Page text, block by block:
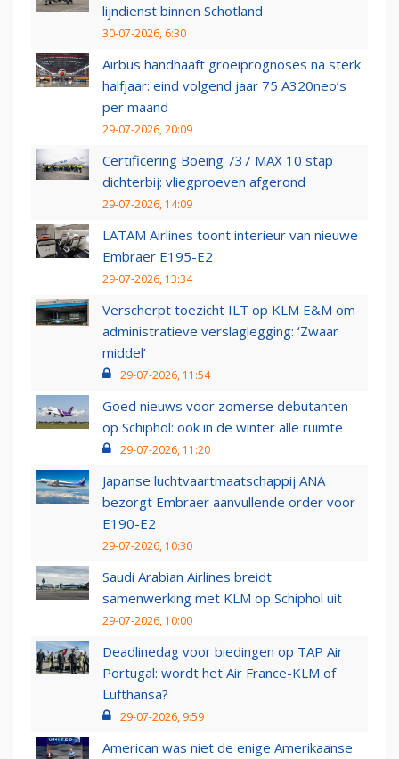
lijndienst binnen Schotland
30-07-2026, 6:30
Airbus handhaaft groeiprognoses na sterk
halfjaar: eind volgend jaar 75 A320neo’s
per maand
29-07-2026, 20:09
Certificering Boeing 737 MAX 10 stap
dichterbij: vliegproeven afgerond
29-07-2026, 14:09
LATAM Airlines toont interieur van nieuwe
Embraer E195-E2
29-07-2026, 13:34
Verscherpt toezicht ILT op KLM E&M om
administratieve verslaglegging: ‘Zwaar
middel’
29-07-2026, 11:54
Goed nieuws voor zomerse debutanten
op Schiphol: ook in de winter alle ruimte
29-07-2026, 11:20
Japanse luchtvaartmaatschappij ANA
bezorgt Embraer aanvullende order voor
E190-E2
29-07-2026, 10:30
Saudi Arabian Airlines breidt
samenwerking met KLM op Schiphol uit
29-07-2026, 10:00
Deadlinedag voor biedingen op TAP Air
Portugal: wordt het Air France-KLM of
Lufthansa?
29-07-2026, 9:59
American was niet de enige Amerikaanse